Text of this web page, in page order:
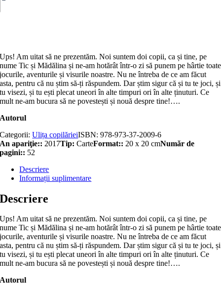
Ups! Am uitat să ne prezentăm. Noi suntem doi copii, ca și tine, pe
nume Tic și Mădălina și ne-am hotărât într-o zi să punem pe hârtie toate
jocurile, aventurile și visurile noastre. Nu ne întreba de ce am făcut
asta, pentru că nu știm să-ți răspundem. Dar știm sigur că și tu te joci, și
tu visezi, și tu ești plecat uneori în alte timpuri ori în alte ținuturi. Ce
mult ne-am bucura să ne povestești și nouă despre tine!….
Autorul
Categorii:Ulița copilărieiISBN:978-973-37-2009-6
An apariţie:: 2017Tip: CarteFormat:: 20 x 20 cmNumăr de
pagini:: 52
Descriere
Informații suplimentare
Descriere
Ups! Am uitat să ne prezentăm. Noi suntem doi copii, ca și tine, pe
nume Tic și Mădălina și ne-am hotărât într-o zi să punem pe hârtie toate
jocurile, aventurile și visurile noastre. Nu ne întreba de ce am făcut
asta, pentru că nu știm să-ți răspundem. Dar știm sigur că și tu te joci, și
tu visezi, și tu ești plecat uneori în alte timpuri ori în alte ținuturi. Ce
mult ne-am bucura să ne povestești și nouă despre tine!….
Autorul